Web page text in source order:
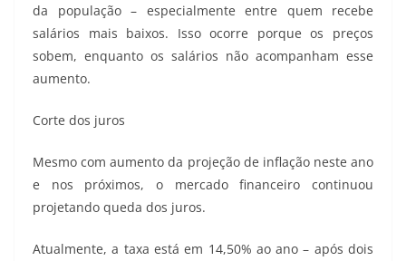
da população – especialmente entre quem recebe
salários mais baixos. Isso ocorre porque os preços
sobem, enquanto os salários não acompanham esse
aumento.
Corte dos juros
Mesmo com aumento da projeção de inflação neste ano
e nos próximos, o mercado financeiro continuou
projetando queda dos juros.
Atualmente, a taxa está em 14,50% ao ano – após dois